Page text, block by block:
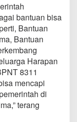
o
a
n
U
t
a
r
a
bantuan bisa
Bantuan
Bantuan
Harapan
8311
mencapi
di
terang